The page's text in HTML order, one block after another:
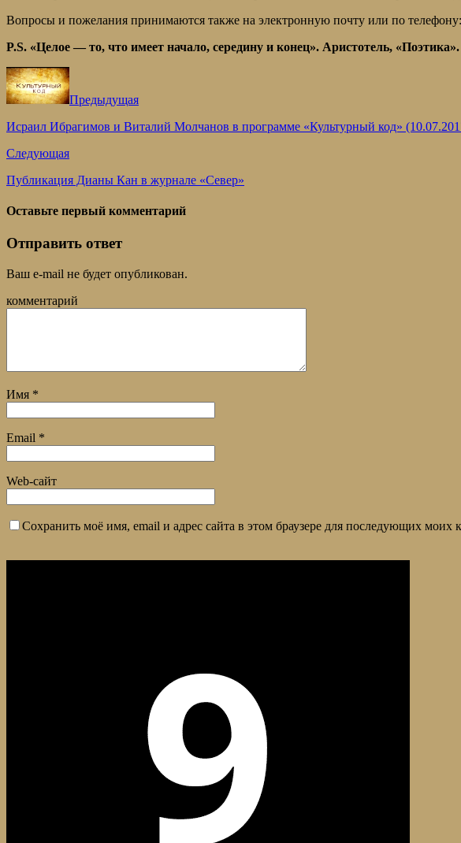
Вопросы и пожелания принимаются также на электронную почту или по телефону:
P.S. «Целое — то, что имеет начало, середину и конец». Аристотель, «Поэтика».
Предыдущая
Исраил Ибрагимов и Виталий Молчанов в программе «Культурный код»
Следующая
Публикация Дианы Кан в журнале «Север»
Оставьте первый комментарий
Отправить ответ
Ваш e-mail не будет опубликован.
комментарий
Имя *
Email *
Web-сайт
Сохранить моё имя, email и адрес сайта в этом браузере для последующих моих